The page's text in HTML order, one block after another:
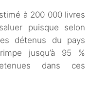
à 200 000 livres
puisque selon
détenus du pays
jusqu’à 95 %
dans ces